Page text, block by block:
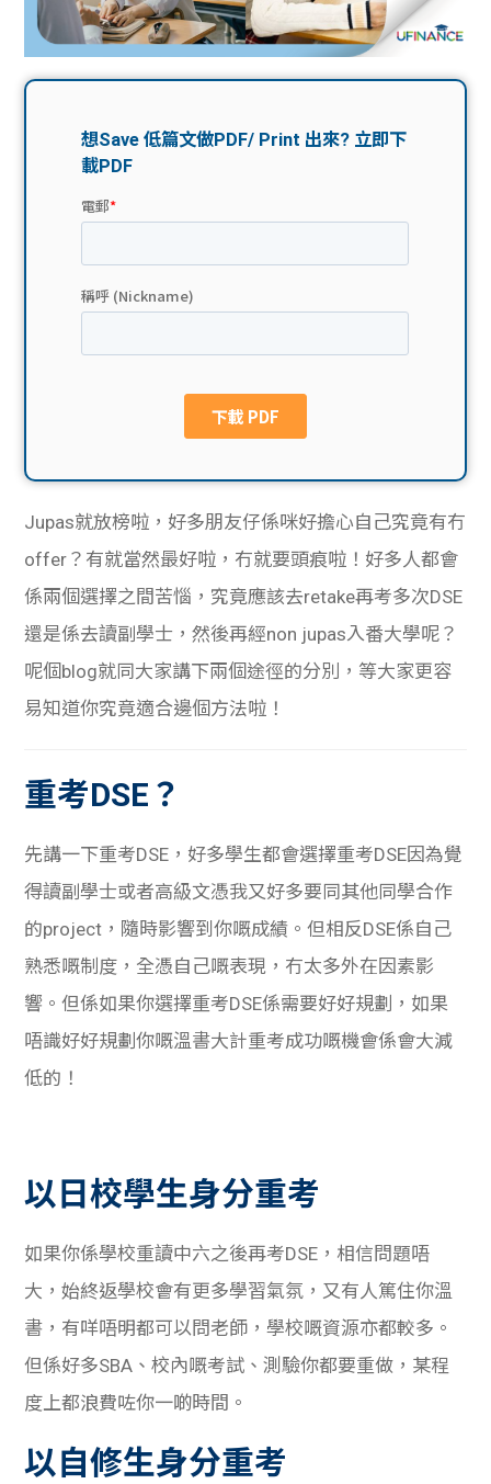
生學
貸款
網上
私人
貸款
計數
機
Gui
de
ge
校園
Gui
理財
Gui
de
學生
校園
贊助
Jupas就放榜啦，好多朋友仔係咪好擔心自己究竟有冇
offer？有就當然最好啦，冇就要頭痕啦！好多人都會
係兩個選擇之間苦惱，究竟應該去retake再考多次DSE
還是係去讀副學士，然後再經non jupas入番大學呢？
呢個blog就同大家講下兩個途徑的分別，等大家更容
易知道你究竟適合邊個方法啦！
重考DSE？
先講一下重考DSE，好多學生都會選擇重考DSE因為覺
得讀副學士或者高級文憑我又好多要同其他同學合作
的project，隨時影響到你嘅成績。但相反DSE係自己
熟悉嘅制度，全憑自己嘅表現，冇太多外在因素影
響。但係如果你選擇重考DSE係需要好好規劃，如果
唔識好好規劃你嘅溫書大計重考成功嘅機會係會大減
低的！
以日校學生身分重考
如果你係學校重讀中六之後再考DSE，相信問題唔
大，始終返學校會有更多學習氣氛，又有人篤住你溫
書，有咩唔明都可以問老師，學校嘅資源亦都較多。
但係好多SBA、校內嘅考試、測驗你都要重做，某程
度上都浪費咗你一啲時間。
以自修生身分重考